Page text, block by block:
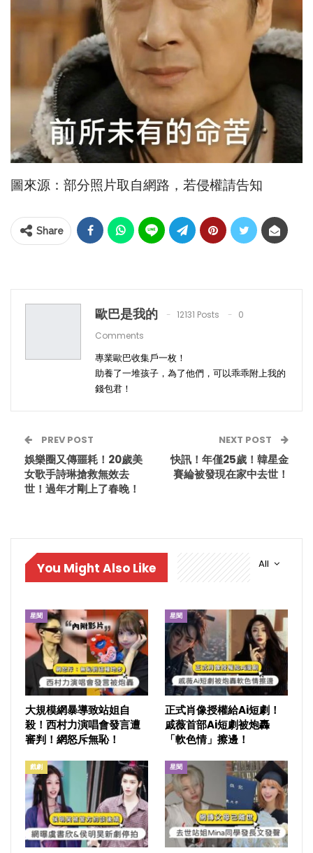
圖來源：部分照片取自網路，若侵權請告知
Share
歐巴是我的 12131 Posts
0
Comments
專業歐巴收集戶一枚！
助養了一堆孩子，為了他們，可以乖乖附上我的
錢包君！
PREV POST
娛樂圈又傳噩耗！20歲美
女歌手詩琳搶救無效去
世！過年才剛上了春晚！
NEXT POST
快訊！年僅25歲！韓星金
賽綸被發現在家中去世！
All
You Might Also Like
星聞
大規模網暴導致站姐自
殺！西村力演唱會發言遭
審判！網怒斥無恥！
星聞
正式肖像授權給Ai短劇！
戚薇首部Ai短劇被炮轟
「軟色情」擦邊！
戲劇 星聞